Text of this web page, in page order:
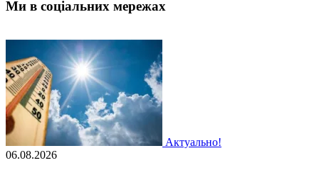
Ми в соціальних мережах
Актуально!
06.08.2026